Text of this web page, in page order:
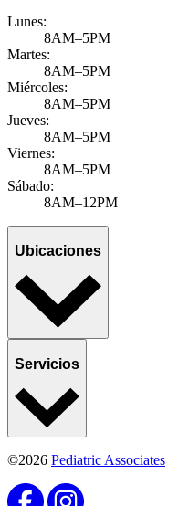
Lunes:
8AM–5PM
Martes:
8AM–5PM
Miércoles:
8AM–5PM
Jueves:
8AM–5PM
Viernes:
8AM–5PM
Sábado:
8AM–12PM
Ubicaciones
Servicios
©2026 Pediatric Associates